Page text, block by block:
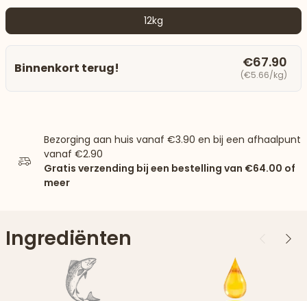
12kg
Binnenkort terug! €67.90
(€5.66/kg)
Bezorging aan huis vanaf €3.90 en bij een afhaalpunt
vanaf €2.90
Gratis verzending bij een bestelling van €64.00 of
meer
Ingrediënten Vorige